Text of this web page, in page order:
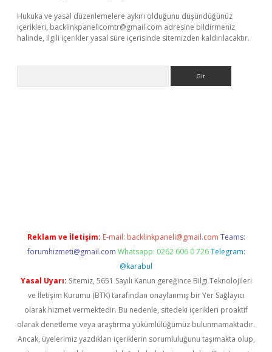
Hukuka ve yasal düzenlemelere aykırı olduğunu düşündüğünüz
içerikleri, backlinkpanelicomtr@gmail.com adresine bildirmeniz
halinde, ilgili içerikler yasal süre içerisinde sitemizden kaldırılacaktır.
Reklam ve İletişim: E-mail: backlinkpaneli@gmail.com Teams:
forumhizmeti@gmail.com Whatsapp: 0262 606 0 726 Telegram:
@karabul
Yasal Uyarı: Sitemiz, 5651 Sayılı Kanun gereğince Bilgi Teknolojileri
ve İletişim Kurumu (BTK) tarafından onaylanmış bir Yer Sağlayıcı
olarak hizmet vermektedir. Bu nedenle, sitedeki içerikleri proaktif
olarak denetleme veya araştırma yükümlülüğümüz bulunmamaktadır.
Ancak, üyelerimiz yazdıkları içeriklerin sorumluluğunu taşımakta olup,